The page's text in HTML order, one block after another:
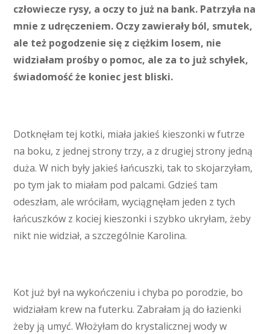
człowiecze rysy, a oczy to już na bank. Patrzyła na
mnie z udręczeniem. Oczy zawierały ból, smutek,
ale też pogodzenie się z ciężkim losem, nie
widziałam prośby o pomoc, ale za to już schyłek,
świadomość że koniec jest bliski.
Dotknęłam tej kotki, miała jakieś kieszonki w futrze
na boku, z jednej strony trzy, a z drugiej strony jedną
duża. W nich były jakieś łańcuszki, tak to skojarzyłam,
po tym jak to miałam pod palcami. Gdzieś tam
odeszłam, ale wróciłam, wyciągnęłam jeden z tych
łańcuszków z kociej kieszonki i szybko ukryłam, żeby
nikt nie widział, a szczególnie Karolina.
Kot już był na wykończeniu i chyba po porodzie, bo
widziałam krew na futerku. Zabrałam ją do łazienki
żeby ją umyć. Włożyłam do krystalicznej wody w